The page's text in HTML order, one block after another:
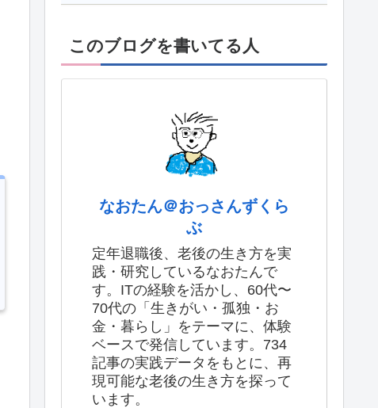
このブログを書いてる人
なおたん＠おっさんずくら
ぶ
定年退職後、老後の生き方を実
践・研究しているなおたんで
す。ITの経験を活かし、60代〜
70代の「生きがい・孤独・お
金・暮らし」をテーマに、体験
ベースで発信しています。734
記事の実践データをもとに、再
現可能な老後の生き方を探って
います。